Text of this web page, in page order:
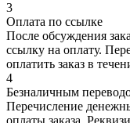
3
Оплата по ссылке
После обсуждения
ссылку на оплату.
оплатить заказ в
4
Безналичным
Перечисление